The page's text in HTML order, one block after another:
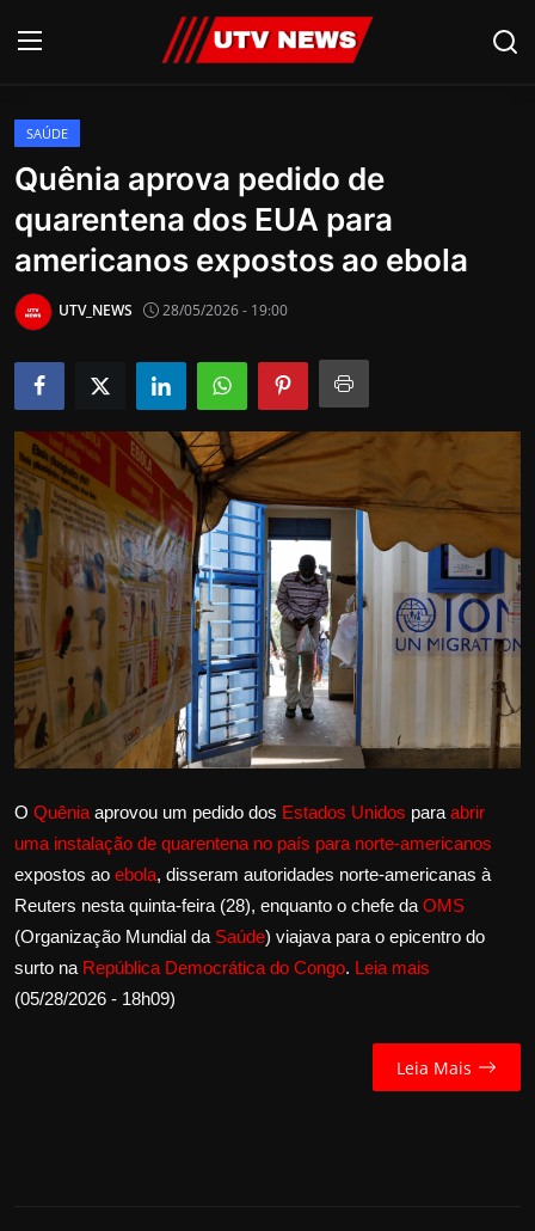
AO VIVO
PIRACICABA
CAMPINAS
LIMEIRA
ESPIRITO SANTO
Economia
Cultura
Internacional
APOIE
Educação
Justiça
Saúde
Esportes
Fama e TV
SAÚDE
Quênia aprova pedido de
quarentena dos EUA para
americanos expostos ao ebola
UTV_NEWS 28/05/2026 - 19:00
O Quênia aprovou um pedido dos Estados Unidos para abrir
uma instalação de quarentena no país para norte-americanos
expostos ao ebola, disseram autoridades norte-americanas à
Reuters nesta quinta-feira (28), enquanto o chefe da OMS
(Organização Mundial da Saúde) viajava para o epicentro do
surto na República Democrática do Congo. Leia mais
(05/28/2026 - 18h09)
Leia Mais